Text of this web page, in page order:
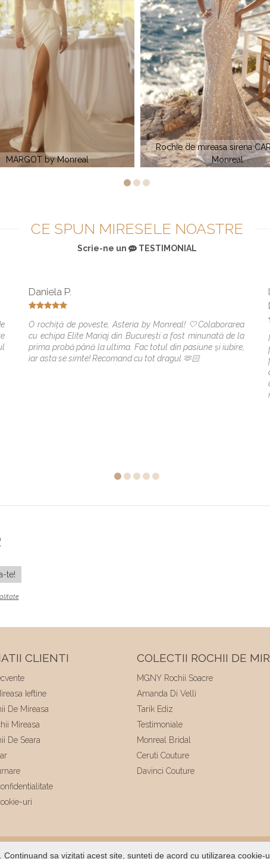
de mireasa sirena CARTER by
Monreal
ASOL by Monreal
CE SPUN MIRESELE NOASTRE
Scrie-ne un TESTIMONIAL
Daniela P.
O rochiță de poveste, Asteria by Monreal! 🤍Colaborarea
cu echipa Elite Mariaj din București a fost minunată de la
prima probă până la ultima. Fac totul din pasiune și iubire,
iar asta se simte! Recomand cu tot dragul 🫶🏻
CLIENTI
Ieftine
De Mireasa
Mireasa
De Seara
uri
COLECTII ROCHII DE
MGNY Rochii Soacre
Amanda Di Velli
Tarik Ediz
Testimoniale
Monreal Bridal
Ceruti Couture
Davinci Couture
deVoitin.com
sa vizitati acest site, sunteti de acord cu utilizarea cookie-